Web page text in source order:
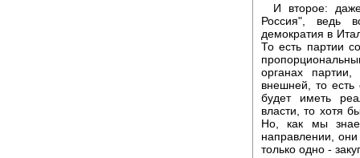
И второе:
Россия", ведь
демократия в
То есть партии
органах
внешней, то
будет иметь
власти, то хотя
Но, как мы
направлении,
только одно -